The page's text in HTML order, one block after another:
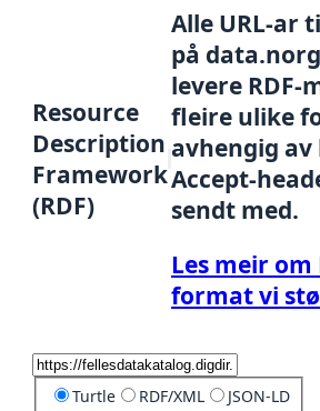
Resource
Description
Framework
(RDF)
Alle URL-ar
på
levere RDF-
fleire ulike
avhengig
Accept-
sendt med.
Les meir om
format vi
Turtle RDF/XML JSON-LD